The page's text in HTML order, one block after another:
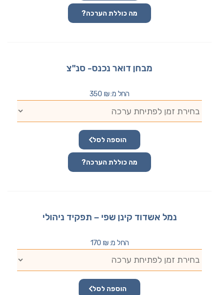
מה כוללת הערכה?
מבחן דואר נכנס- סנ"צ
החל מ: 350 ₪
הוספה לסל
מה כוללת הערכה?
נמל אשדוד קינן שפי – תפקיד ניהולי
החל מ: 170 ₪
הוספה לסל